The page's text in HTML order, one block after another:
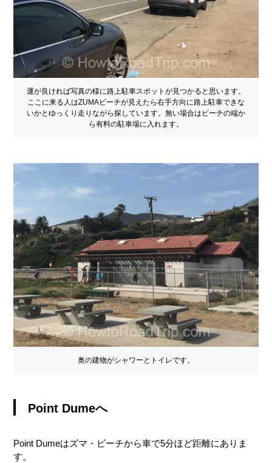
運が良ければ写真の様に路上駐車スポットが見つかると思います。
ここに来る人はZUMAビーチが見えたら右手方向に路上駐車できな
いかとゆっくり走りながら探しています。無い場合はビーチの端か
ら有料の駐車場に入れます。
奥の建物がシャワーとトイレです。
Point Dumeへ
Point Dumeはズマ・ビーチから車で5分ほど距離にありま
す。